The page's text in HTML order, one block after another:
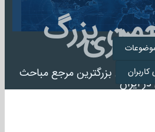
بزرگ
بزرگترین مرجع مباحث
ایران